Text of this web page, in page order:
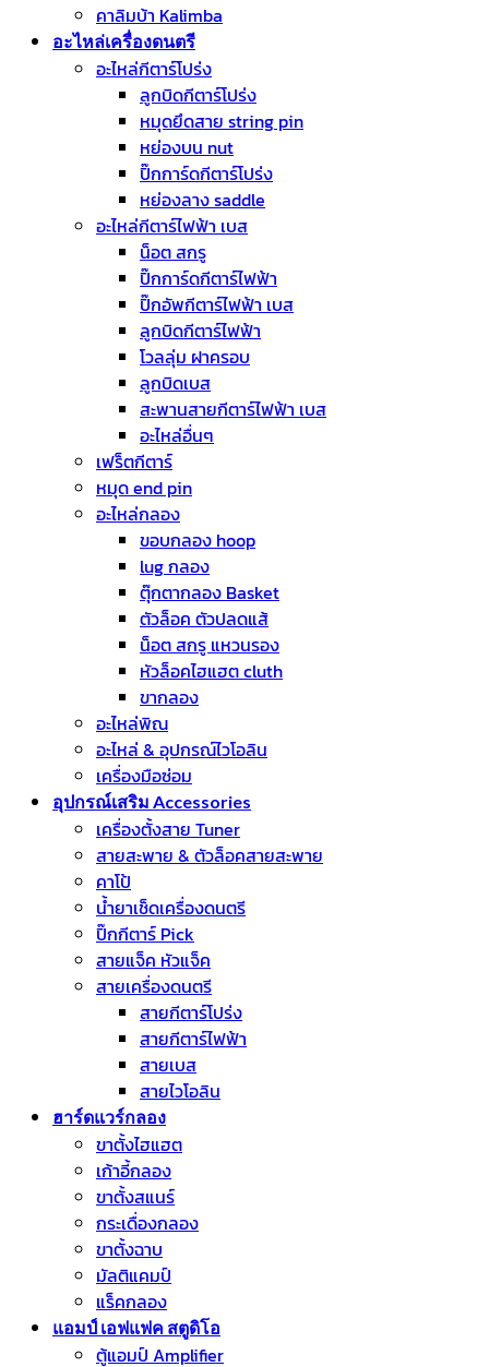
คาลิมบ้า Kalimba
อะไหล่เครื่องดนตรี
อะไหล่กีตาร์โปร่ง
ลูกบิดกีตาร์โปร่ง
หมุดยึดสาย string pin
หย่องบน nut
ปิ๊กการ์ดกีตาร์โปร่ง
หย่องลาง saddle
อะไหล่กีตาร์ไฟฟ้า เบส
น็อต สกรู
ปิ๊กการ์ดกีตาร์ไฟฟ้า
ปิ๊กอัพกีตาร์ไฟฟ้า เบส
ลูกบิดกีตาร์ไฟฟ้า
โวลลุ่ม ฝาครอบ
ลูกบิดเบส
สะพานสายกีตาร์ไฟฟ้า เบส
อะไหล่อื่นๆ
เฟร็ตกีตาร์
หมุด end pin
อะไหล่กลอง
ขอบกลอง hoop
lug กลอง
ตุ๊กตากลอง Basket
ตัวล็อค ตัวปลดแส้
น็อต สกรู แหวนรอง
หัวล็อคไฮแฮต cluth
ขากลอง
อะไหล่พิณ
อะไหล่ & อุปกรณ์ไวโอลิน
เครื่องมือซ่อม
อุปกรณ์เสริม Accessories
เครื่องตั้งสาย Tuner
สายสะพาย & ตัวล็อคสายสะพาย
คาโป้
น้ำยาเช็ดเครื่องดนตรี
ปิ๊กกีตาร์ Pick
สายแจ็ค หัวแจ็ค
สายเครื่องดนตรี
สายกีตาร์โปร่ง
สายกีตาร์ไฟฟ้า
สายเบส
สายไวโอลิน
ฮาร์ดแวร์กลอง
ขาตั้งไฮแฮต
เก้าอี้กลอง
ขาตั้งสแนร์
กระเดื่องกลอง
ขาตั้งฉาบ
มัลติแคมป์
แร็คกลอง
แอมป์ เอฟแฟค สตูดิโอ
ตู้แอมป์ Amplifier